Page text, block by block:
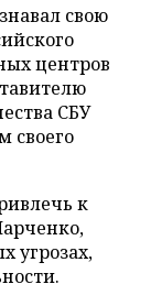
свою
центров
СБУ
своего
к
угрозах,